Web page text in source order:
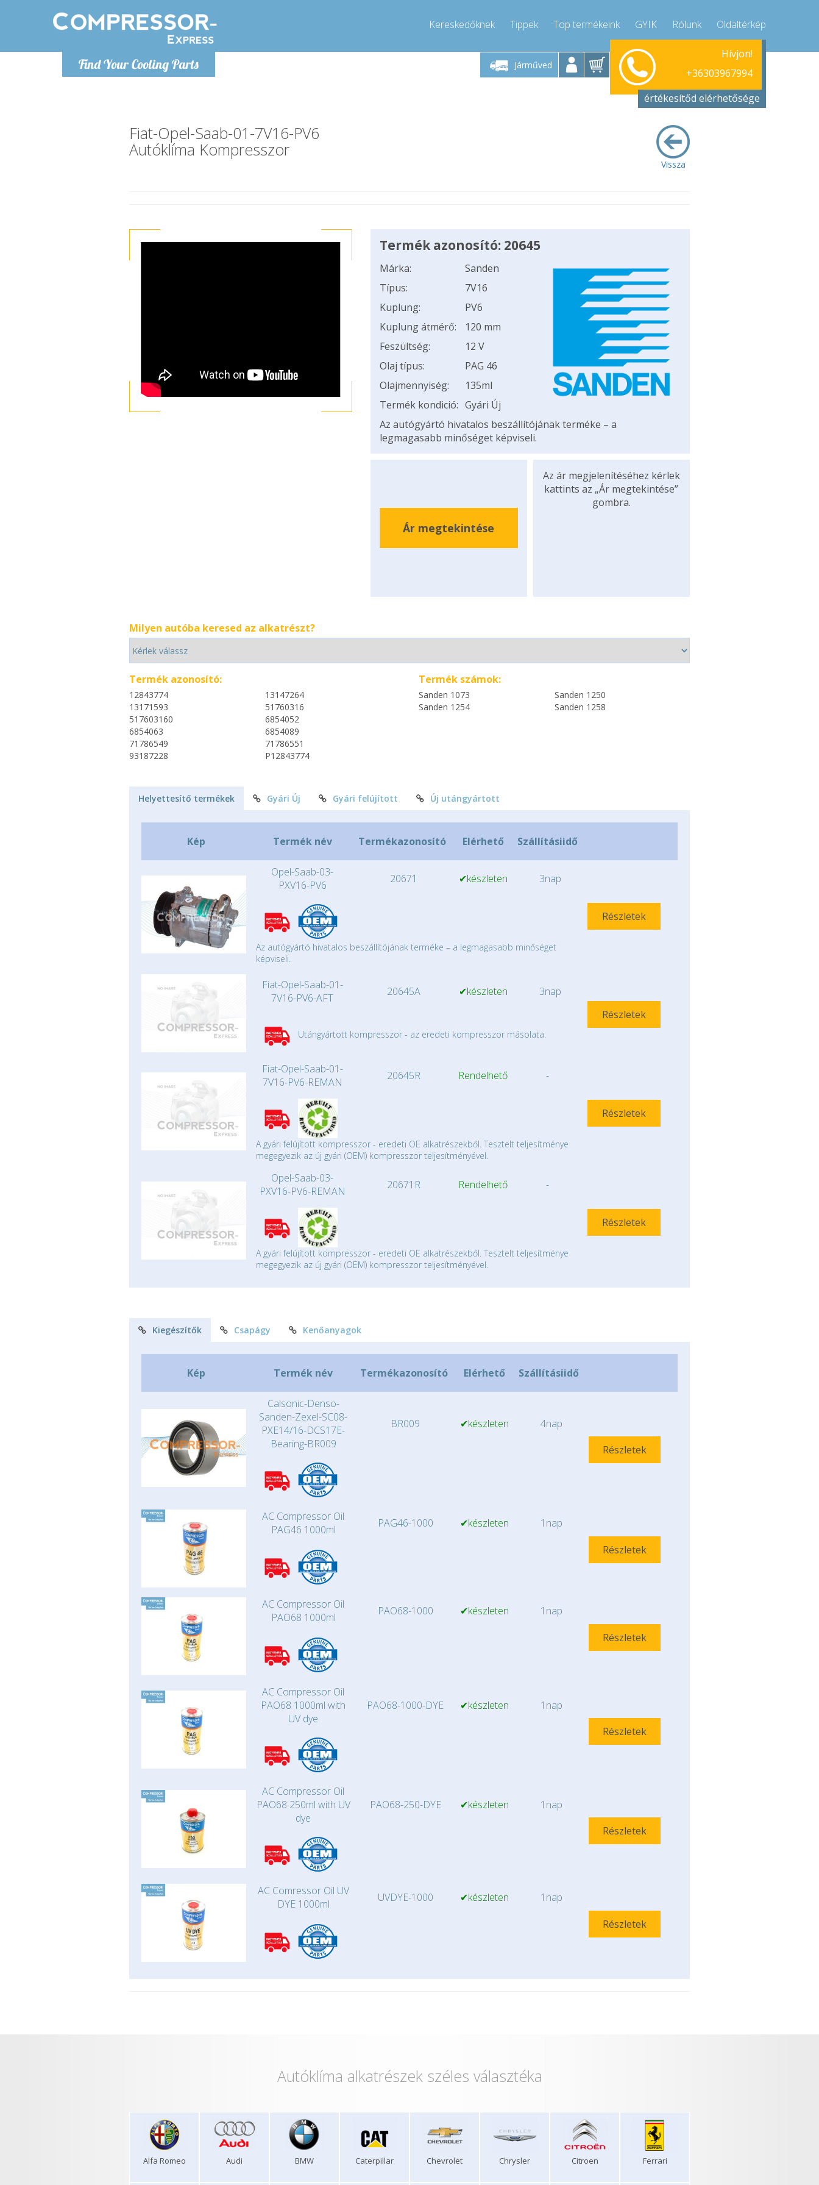
Find Your Cooling Parts
Kereskedőknek Tippek Top termékeink GYIK Rólunk Oldaltérkép
Járműved
Hétfő-Péntek 9-17
+36303967994
info@compressor-express.hu
Hívjon!
Hétfő-Péntek 9-17
info@compressor-express.hu
Hívjon!
+36303967994
Hétfő-Péntek 9-17
+36303967994
info@compressor-express.hu
értékesítőd elérhetősége
Vissza
Fiat-Opel-Saab-01-7V16-PV6
Autóklíma Kompresszor
Termék azonosító: 20645
Márka:
Sanden
Típus:
7V16
Kuplung:
PV6
Kuplung átmérő:
120 mm
Feszültség:
12 V
Olaj típus:
PAG 46
Olajmennyiség:
135ml
Termék kondició: Gyári Új
Az autógyártó hivatalos beszállítójának terméke – a
legmagasabb minőséget képviseli.
Ár megtekintése
Az ár megjelenítéséhez kérlek
kattints az „Ár megtekintése”
gombra.
Milyen autóba keresed az alkatrészt?
Termék azonosító:
12843774
13147264
13171593
51760316
517603160
6854052
6854063
6854089
71786549
71786551
93187228
P12843774
Termék számok:
Sanden 1073
Sanden 1250
Sanden 1254
Sanden 1258
Helyettesítő termékek Gyári Új Gyári felújított Új utángyártott
Kép Termék név Termékazonosító Elérhető Szállításiidő
Opel-Saab-03-
PXV16-PV6
20671 ✔készleten 3nap
Részletek
Az autógyártó hivatalos beszállítójának terméke – a legmagasabb minőséget
képviseli.
Fiat-Opel-Saab-01-
7V16-PV6-AFT
20645A ✔készleten
3nap
Részletek
Utángyártott kompresszor - az eredeti kompresszor másolata.
Fiat-Opel-Saab-01-
7V16-PV6-REMAN
20645R Rendelhető -
Részletek
A gyári felújított kompresszor - eredeti OE alkatrészekből. Tesztelt teljesítménye
megegyezik az új gyári (OEM) kompresszor teljesítményével.
Opel-Saab-03-
PXV16-PV6-REMAN
20671R Rendelhető -
Részletek
A gyári felújított kompresszor - eredeti OE alkatrészekből. Tesztelt teljesítménye
megegyezik az új gyári (OEM) kompresszor teljesítményével.
Kiegészítők Csapágy Kenőanyagok
Kép Termék név Termékazonosító Elérhető Szállításiidő
Calsonic-Denso-
Sanden-Zexel-SC08-
PXE14/16-DCS17E-
Bearing-BR009
BR009 ✔készleten
4nap
Részletek
AC Compressor Oil
PAG46 1000ml
PAG46-1000 ✔készleten
1nap
Részletek
AC Compressor Oil
PAO68 1000ml
PAO68-1000 ✔készleten
1nap
Részletek
AC Compressor Oil
PAO68 1000ml with
UV dye
PAO68-1000-DYE ✔készleten
1nap
Részletek
AC Compressor Oil
PAO68 250ml with UV
dye
PAO68-250-DYE ✔készleten
1nap
Részletek
AC Comressor Oil UV
DYE 1000ml
UVDYE-1000 ✔készleten
1nap
Részletek
Autóklíma alkatrészek széles választéka
Alfa Romeo Audi BMW Caterpillar Chevrolet Chrysler Citroen Ferrari